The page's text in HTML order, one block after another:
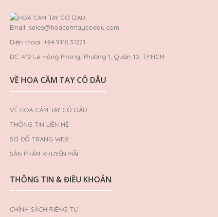
Email: sales@hoacamtaycodau.com
Điện thoại: +84.9110.31221
ĐC: 412 Lê Hồng Phong, Phường 1, Quận 10, TP.HCM
VỀ HOA CẦM TAY CÔ DÂU
VỀ HOA CẦM TAY CÔ DÂU
THÔNG TIN LIÊN HỆ
SƠ ĐỒ TRANG WEB
SẢN PHẨM KHUYẾN MÃI
THÔNG TIN & ĐIỀU KHOẢN
CHÍNH SÁCH RIÊNG TƯ